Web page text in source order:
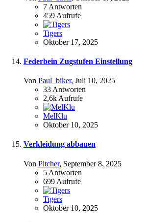
7 Antworten
459 Aufrufe
Tigers
Oktober 17, 2025
Federbein Zugstufen Einstellung
Von Paul_biker, Juli 10, 2025
33 Antworten
2,6k Aufrufe
MelKlu
Oktober 10, 2025
Verkleidung abbauen
Von Pitcher, September 8, 2025
5 Antworten
699 Aufrufe
Tigers
Oktober 10, 2025